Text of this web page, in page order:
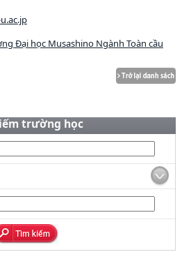
Đại học Musashino Ngành Toàn cầu
trường học